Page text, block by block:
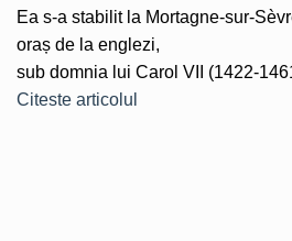
Ea s-a stabilit la Mortagne-sur-
oraș de la englezi,
sub domnia lui Carol VII (1422-
Citeste articolul